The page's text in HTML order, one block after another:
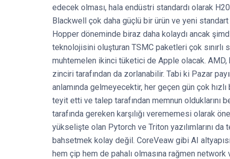
edecek olması, hala endüstri standardı olarak
Blackwell çok daha güçlü bir ürün ve yeni standart
Hopper döneminde biraz daha kolaydı ancak
teknolojisini oluşturan TSMC paketleri çok
muhtemelen ikinci tüketici de Apple olacak.
zinciri tarafından da zorlanabilir. Tabi ki Pazar
anlamında gelmeyecektir, her geçen gün çok
teyit etti ve talep tarafından memnun olduklarını
tarafında gereken karşılığı verememesi olarak
yükselişte olan Pytorch ve Triton yazılımlarını
bahsetmek kolay değil. CoreVeaw gibi AI
hem çip hem de pahalı olmasına rağmen